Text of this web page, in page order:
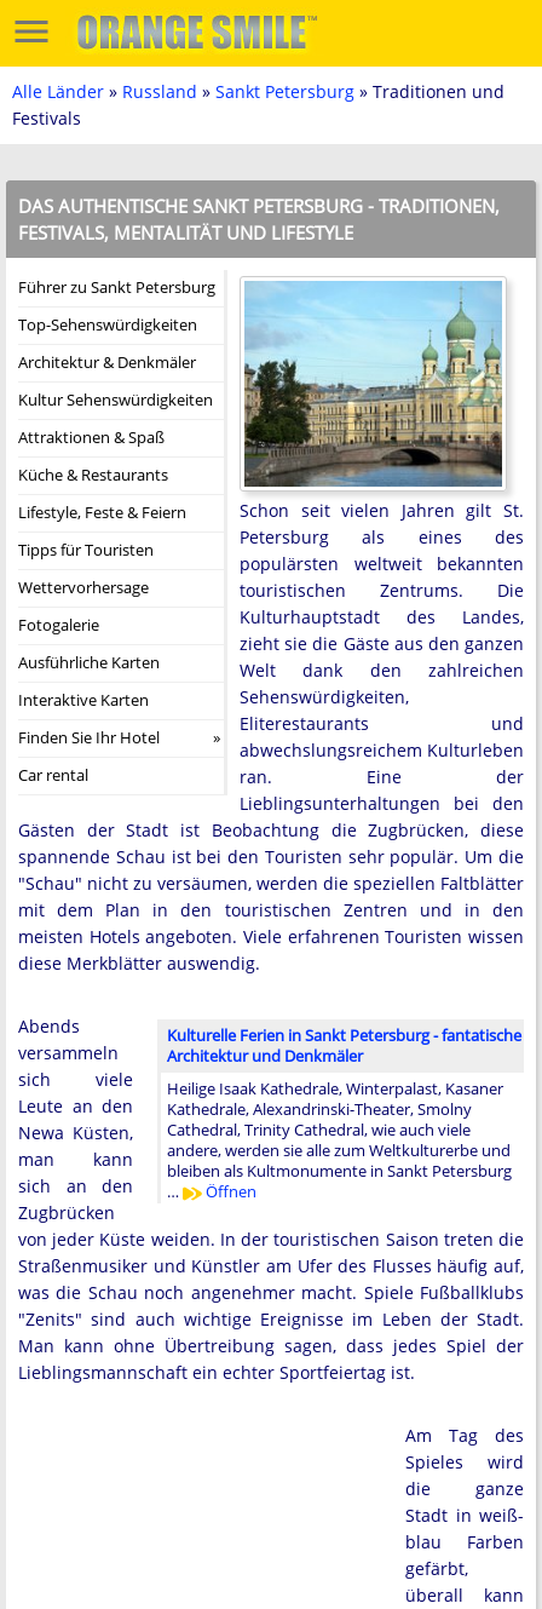
Alle Länder » Russland » Sankt Petersburg » Traditionen und
Festivals
DAS AUTHENTISCHE SANKT PETERSBURG - TRADITIONEN,
FESTIVALS, MENTALITÄT UND LIFESTYLE
Führer zu Sankt Petersburg
Top-Sehenswürdigkeiten
Architektur & Denkmäler
Kultur Sehenswürdigkeiten
Attraktionen & Spaß
Küche & Restaurants
Lifestyle, Feste & Feiern
Tipps für Touristen
Wettervorhersage
Fotogalerie
Ausführliche Karten
Interaktive Karten
Finden Sie Ihr Hotel
Car rental
Schon seit vielen Jahren gilt St.
Petersburg als eines des
populärsten weltweit bekannten
touristischen Zentrums. Die
Kulturhauptstadt des Landes,
zieht sie die Gäste aus den ganzen
Welt dank den zahlreichen
Sehenswürdigkeiten,
Eliterestaurants und
abwechslungsreichem Kulturleben
ran. Eine der
Lieblingsunterhaltungen bei den
Gästen der Stadt ist Beobachtung die Zugbrücken, diese
spannende Schau ist bei den Touristen sehr populär. Um die
"Schau" nicht zu versäumen, werden die speziellen Faltblätter
mit dem Plan in den touristischen Zentren und in den
meisten Hotels angeboten. Viele erfahrenen Touristen wissen
diese Merkblätter auswendig.
Kulturelle Ferien in Sankt Petersburg - fantatische
Architektur und Denkmäler
Heilige Isaak Kathedrale, Winterpalast, Kasaner
Kathedrale, Alexandrinski-Theater, Smolny
Cathedral, Trinity Cathedral, wie auch viele
andere, werden sie alle zum Weltkulturerbe und
bleiben als Kultmonumente in Sankt Petersburg
…
Öffnen
Abends
versammeln
sich viele
Leute an den
Newa Küsten,
man kann
sich an den
Zugbrücken
von jeder Küste weiden. In der touristischen Saison treten die
Straßenmusiker und Künstler am Ufer des Flusses häufig auf,
was die Schau noch angenehmer macht. Spiele Fußballklubs
"Zenits" sind auch wichtige Ereignisse im Leben der Stadt.
Man kann ohne Übertreibung sagen, dass jedes Spiel der
Lieblingsmannschaft ein echter Sportfeiertag ist.
Am Tag des
Spieles wird
die ganze
Stadt in weiß-
blau Farben
gefärbt,
überall kann